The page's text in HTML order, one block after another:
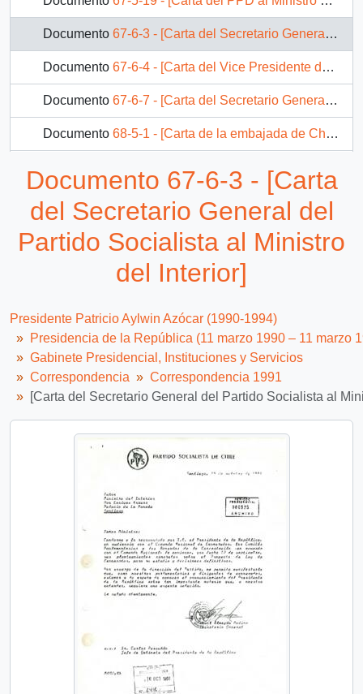
Documento 67-6-3 - [Carta del Secretario General del Partido Socialista al Ministro del Interior]
Documento 67-6-4 - [Carta del Vice Presidente del Partido Socialista al Ministro del Interior]
Documento 67-6-7 - [Carta del Secretario General de la Social Democracia al Ministro del Interior]
Documento 68-5-1 - [Carta de la embajada de Chile en las URSS]
68-7-13 - Misión permanente de Chile
280 más...
Documento 67-6-3 - [Carta
del Secretario General del
Partido Socialista al Ministro
del Interior]
Presidente Patricio Aylwin Azócar (1990-1994)
Presidencia de la República (11 marzo 1990 – 11 marzo
Gabinete Presidencial, Instituciones y Servicios
Correspondencia
Correspondencia 1991
[Carta del Secretario General del Partido Socialista al